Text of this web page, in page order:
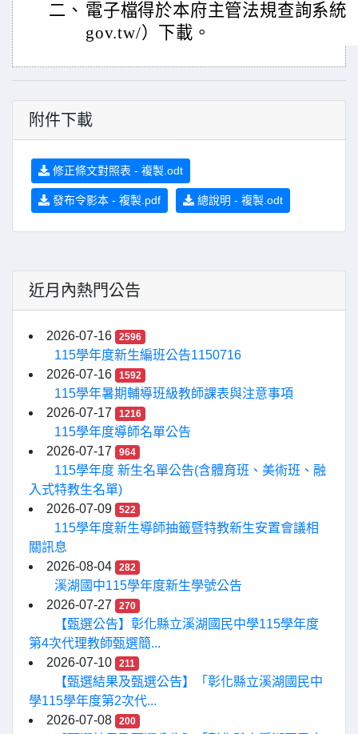
二、 電子檔得於本府主管法規查詢系統
gov.tw/）下載。
附件下載
修正條文對照表 - 複製.odt
發布令影本 - 複製.pdf 總說明 - 複製.odt
近月內熱門公告
2026-07-16 2596
115學年度新生編班公告1150716
2026-07-16
1592
115學年暑期輔導班級教師課表與注意事項
2026-07-17
1216
115學年度導師名單公告
2026-07-17
964
115學年度 新生名單公告(含體育班、美術班、融
入式特教生名單)
2026-07-09
522
115學年度新生導師抽籤暨特教新生安置會議相
關訊息
2026-08-04
282
溪湖國中115學年度新生學號公告
2026-07-27
270
【甄選公告】彰化縣立溪湖國民中學115學年度
第4次代理教師甄選簡...
2026-07-10
211
【甄選結果及甄選公告】「彰化縣立溪湖國民中
學115學年度第2次代...
2026-07-08
200